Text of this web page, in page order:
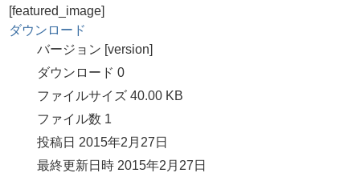
[featured_image]
ダウンロード
バージョン [version]
ダウンロード0
ファイルサイズ40.00 KB
ファイル数 1
投稿日 2015年2月27日
最終更新日時 2015年2月27日